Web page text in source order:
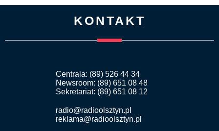
KONTAKT
Centrala: (89) 526 44 34
Newsroom: (89) 651 08 48
Sekretariat: (89) 651 08 12
radio@radioolsztyn.pl
reklama@radioolsztyn.pl